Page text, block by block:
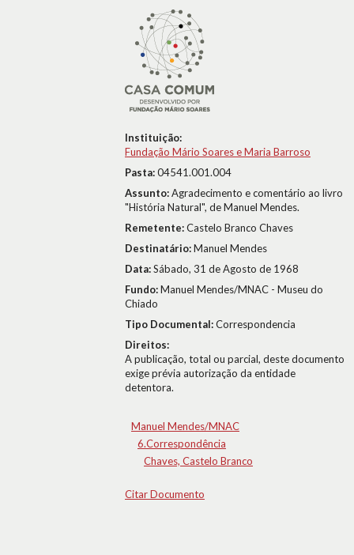
Instituição:
Fundação Mário Soares e Maria Barroso
Pasta:04541.001.004
Assunto:Agradecimento e comentário ao livro
"História Natural", de Manuel Mendes.
Remetente:Castelo Branco Chaves
Destinatário:Manuel Mendes
Data:Sábado, 31 de Agosto de 1968
Fundo:Manuel Mendes/MNAC - Museu do
Chiado
Tipo Documental:Correspondencia
Direitos:
A publicação, total ou parcial, deste documento
exige prévia autorização da entidade
detentora.
Manuel Mendes/MNAC
6.Correspondência
Chaves, Castelo Branco
Citar Documento